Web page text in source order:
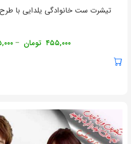
تیشرت ست خانوادگی یلدایی با
۴۵۵,۰۰۰ تومان –